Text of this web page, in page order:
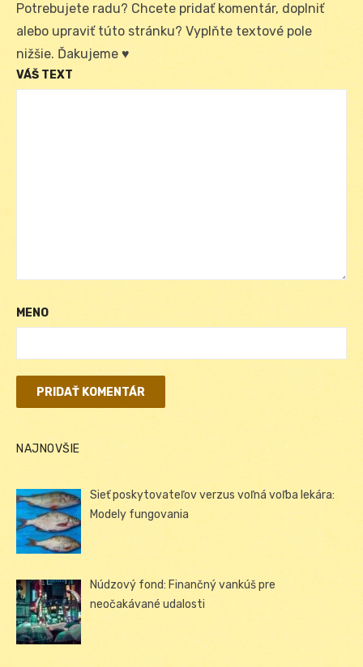
Potrebujete radu? Chcete pridať komentár, doplniť
alebo upraviť túto stránku? Vyplňte textové pole
nižšie. Ďakujeme ♥
VÁŠ TEXT
MENO
NAJNOVŠIE
Sieť poskytovateľov verzus voľná voľba lekára:
Modely fungovania
Núdzový fond: Finančný vankúš pre
neočakávané udalosti